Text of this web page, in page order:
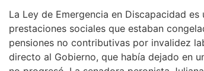
La Ley de Emergencia en Discapacidad
prestaciones sociales que estaban
pensiones no contributivas por invalidez
directo al Gobierno, que había dejado en